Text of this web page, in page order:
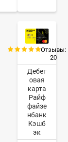
Отзывы:
20
Дебет
овая
карта
Райф
файзе
нбанк
Кэшб
эк